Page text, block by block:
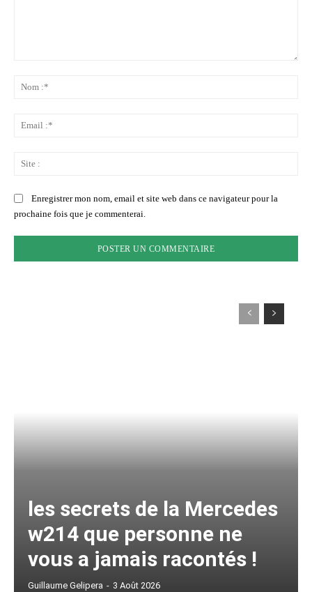
Enregistrer mon nom, email et site web dans ce navigateur pour la
prochaine fois que je commenterai.
les secrets de la Mercedes
w214 que personne ne
vous a jamais racontés !
Guillaume Gelipera - 3 Août 2026